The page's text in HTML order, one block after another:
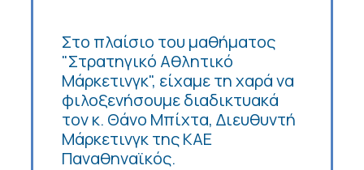
Στο πλαίσιο του μαθήματος
"Στρατηγικό Αθλητικό
Μάρκετινγκ", είχαμε τη χαρά να
φιλοξενήσουμε διαδικτυακά
τον κ. Θάνο Μπίχτα, Διευθυντή
Μάρκετινγκ της ΚΑΕ
Παναθηναϊκός.